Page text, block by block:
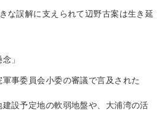
な誤解に支えられて辺野古案は生き延
」
事委員会小委の審議で言及された
設予定地の軟弱地盤や、大浦湾の活